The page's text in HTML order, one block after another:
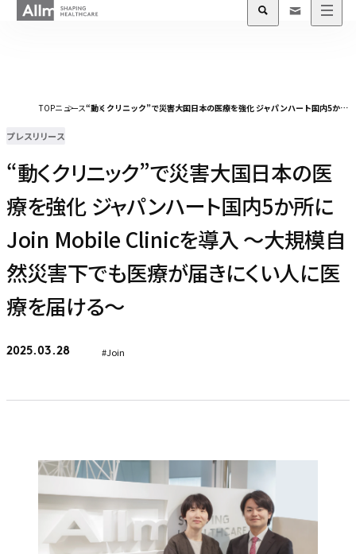
TOPニュース “動くクリニック”で災害大国日本の医療を強化 ジャパンハート国内5か所にJoin Mobile Clinicを導入 〜大規模自然災害下でも医療が届きにくい人に医療を届ける〜
プレスリリース
“動くクリニック”で災害大国日本の医
療を強化 ジャパンハート国内5か所に
Join Mobile Clinicを導入 〜大規模自
然災害下でも医療が届きにくい人に医
療を届ける〜
2025.03.28 #Join